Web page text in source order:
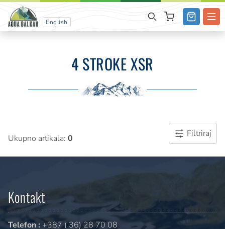
English
4 STROKE XSR
Ukupno artikala: 0 Filtriraj
Kontakt
Telefon : +387 ( 36) 28 70 08